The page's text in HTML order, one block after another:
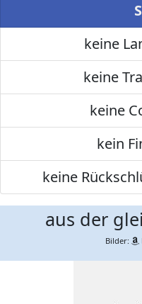
keine
keine
keine
kein
keine
aus der
Bilder: